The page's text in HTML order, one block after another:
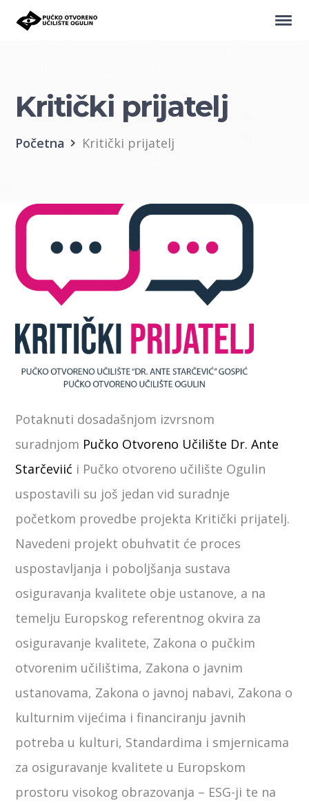
Kritički prijatelj
Početna Kritički prijatelj
Potaknuti dosadašnjom izvrsnom
suradnjom Pučko Otvoreno Učilište Dr. Ante
Starčeviić i Pučko otvoreno učilište Ogulin
uspostavili su još jedan vid suradnje
početkom provedbe projekta Kritički prijatelj.
Navedeni projekt obuhvatit će proces
uspostavljanja i poboljšanja sustava
osiguravanja kvalitete obje ustanove, a na
temelju Europskog referentnog okvira za
osiguravanje kvalitete, Zakona o pučkim
otvorenim učilištima, Zakona o javnim
ustanovama, Zakona o javnoj nabavi, Zakona o
kulturnim vijećima i financiranju javnih
potreba u kulturi, Standardima i smjernicama
za osiguravanje kvalitete u Europskom
prostoru visokog obrazovanja – ESG-ji te na